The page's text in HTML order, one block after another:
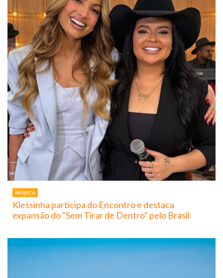
MÚSICA
Klessinha participa do Encontro e destaca
expansão do "Sem Tirar de Dentro" pelo Brasil